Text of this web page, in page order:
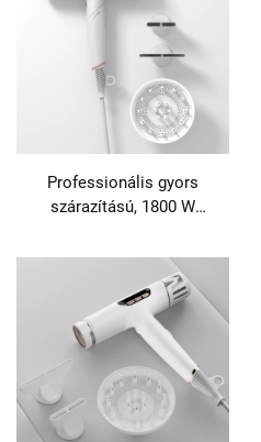
levegős egyenesítő
Professionális gyors
szárazítású, 1800 W
nagysebességű plazmaionos
hajszárító